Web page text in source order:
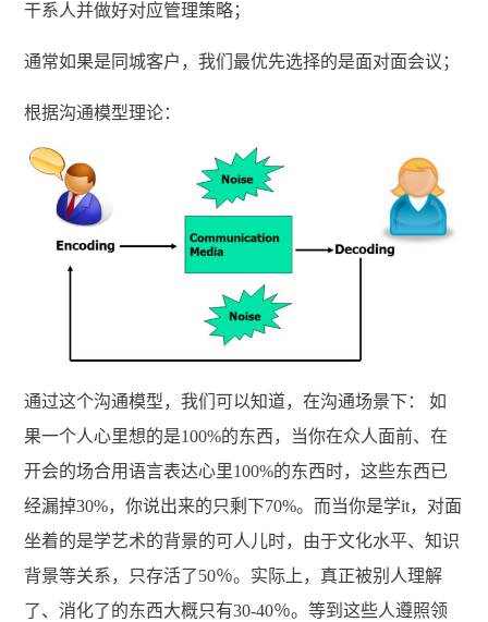
干系人并做好对应管理策略；
通常如果是同城客户，我们最优先选择的是面对面会议；
根据沟通模型理论：
通过这个沟通模型，我们可以知道，在沟通场景下： 如
果一个人心里想的是100%的东西，当你在众人面前、在
开会的场合用语言表达心里100%的东西时，这些东西已
经漏掉30%，你说出来的只剩下70%。而当你是学it，对面
坐着的是学艺术的背景的可人儿时，由于文化水平、知识
背景等关系，只存活了50％。实际上，真正被别人理解
了、消化了的东西大概只有30-40％。等到这些人遵照领